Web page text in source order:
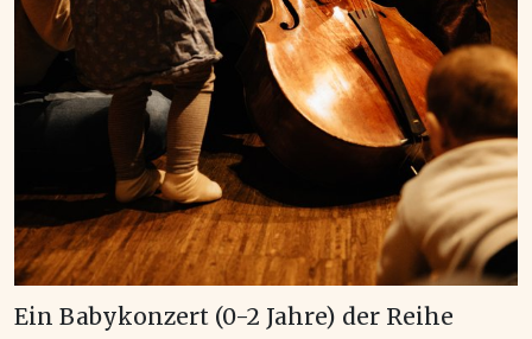
Ein Babykonzert (0-2 Jahre) der Reihe